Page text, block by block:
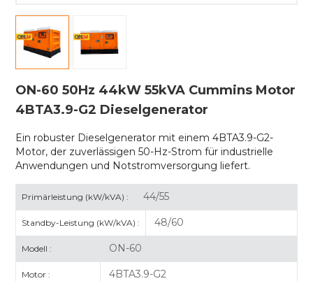
ON-60 50Hz 44kW 55kVA Cummins Motor
4BTA3.9-G2 Dieselgenerator
Ein robuster Dieselgenerator mit einem 4BTA3.9-G2-
Motor, der zuverlässigen 50-Hz-Strom für industrielle
Anwendungen und Notstromversorgung liefert.
Primärleistung (kW/kVA) : 44/55
Standby-Leistung (kW/kVA) : 48/60
Modell : ON-60
Motor : 4BTA3.9-G2